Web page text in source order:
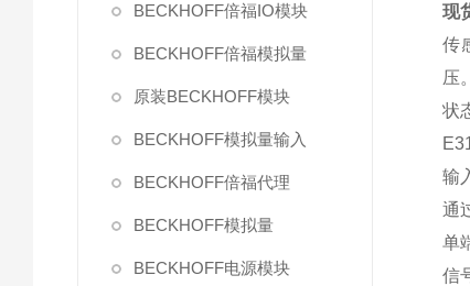
BECKHOFF倍福IO模块
BECKHOFF倍福模拟量
原装BECKHOFF模块
BECKHOFF模拟量输入
BECKHOFF倍福代理
BECKHOFF模拟量
BECKHOFF电源模块
现
传
压
状
输
通
单
信